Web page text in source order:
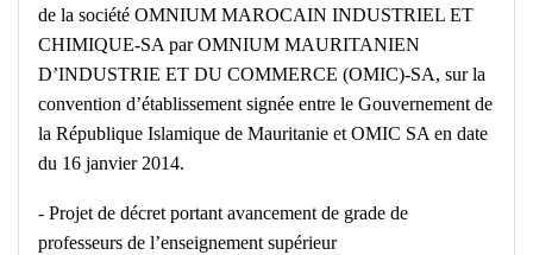
de la société OMNIUM MAROCAIN INDUSTRIEL ET
CHIMIQUE-SA par OMNIUM MAURITANIEN
D’INDUSTRIE ET DU COMMERCE (OMIC)-SA, sur la
convention d’établissement signée entre le Gouvernement de
la République Islamique de Mauritanie et OMIC SA en date
du 16 janvier 2014.
‐ Projet de décret portant avancement de grade de
professeurs de l’enseignement supérieur